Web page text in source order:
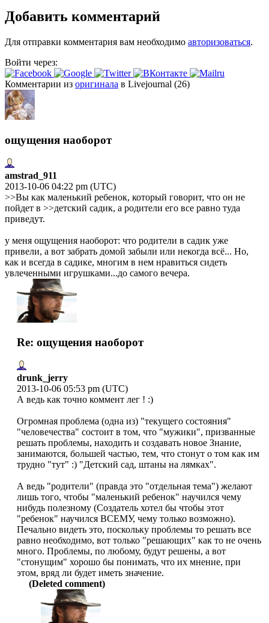
Добавить комментарий
Для отправки комментария вам необходимо авторизоваться.
Войти через:
Комментарии из оригинала в Livejournal (26)
ощущения наоборот
amstrad_911
2013-10-06 04:22 pm (UTC)
>>Вы как маленький ребенок, который говорит, что он не
пойдет в >>детский садик, а родители его все равно туда
приведут.
у меня ощущения наоборот: что родители в садик уже
привели, а вот забрать домой забыли или некогда всё... Но,
как и всегда в садике, многим в нем нравиться сидеть
увлеченными игрушками...до самого вечера.
Re: ощущения наоборот
drunk_jerry
2013-10-06 05:53 pm (UTC)
А ведь как точно коммент лег ! :)
Огромная проблема (одна из) "текущего состояния"
"человечества" состоит в том, что "мужики", призванные
решать проблемы, находить и создавать новое Знание,
занимаются, большей частью, тем, что стонут о том как им
трудно "тут" :) "Детский сад, штаны на лямках".
А ведь "родители" (правда это "отдельная тема") желают
лишь того, чтобы "маленький ребенок" научился чему
нибудь полезному (Создатель хотел бы чтобы этот
"ребенок" научился ВСЕМУ, чему только возможно).
Печально видеть это, поскольку проблемы то решать все
равно необходимо, вот только "решающих" как то не очень
много. Проблемы, по любому, будут решены, а вот
"стонущим" хорошо бы понимать, что их мнение, при
этом, вряд ли будет иметь значение.
(Deleted comment)